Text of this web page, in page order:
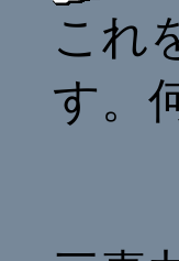
これ
す。